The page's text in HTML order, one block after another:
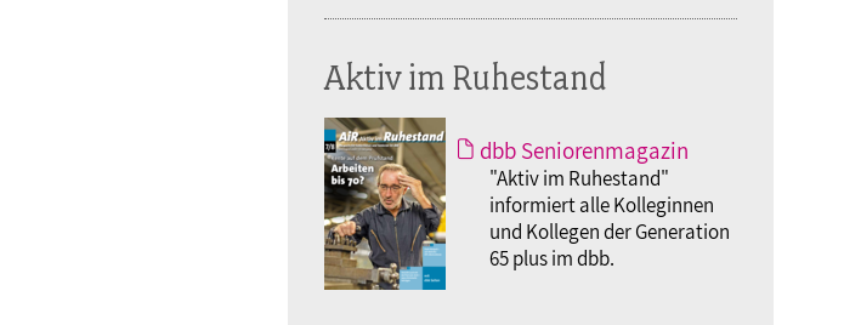
Aktiv im Ruhestand
dbb Seniorenmagazin
"Aktiv im Ruhestand"
informiert alle Kolleginnen
und Kollegen der Generation
65 plus im dbb.